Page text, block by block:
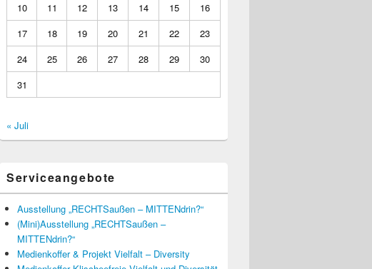
10
11 12 13 14 15
16
17
18 19 20 21 22
23
24
25 26 27 28 29
30
31
« Juli
Serviceangebote
Ausstellung „RECHTSaußen – MITTENdrin?“
(Mini)Ausstellung „RECHTSaußen –
MITTENdrin?“
Medienkoffer & Projekt Vielfalt – Diversity